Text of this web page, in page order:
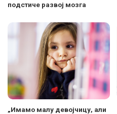
подстиче развој мозга
„Имамо малу девојчицу, али